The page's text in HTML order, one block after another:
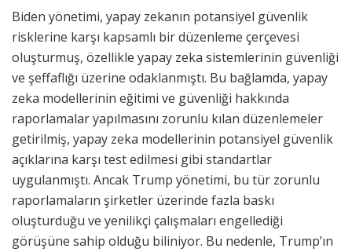
Biden yönetimi, yapay zekanın potansiyel güvenlik
risklerine karşı kapsamlı bir düzenleme çerçevesi
oluşturmuş, özellikle yapay zeka sistemlerinin güvenliği
ve şeffaflığı üzerine odaklanmıştı. Bu bağlamda, yapay
zeka modellerinin eğitimi ve güvenliği hakkında
raporlamalar yapılmasını zorunlu kılan düzenlemeler
getirilmiş, yapay zeka modellerinin potansiyel güvenlik
açıklarına karşı test edilmesi gibi standartlar
uygulanmıştı. Ancak Trump yönetimi, bu tür zorunlu
raporlamaların şirketler üzerinde fazla baskı
oluşturduğu ve yenilikçi çalışmaları engellediği
görüşüne sahip olduğu biliniyor. Bu nedenle, Trump’ın